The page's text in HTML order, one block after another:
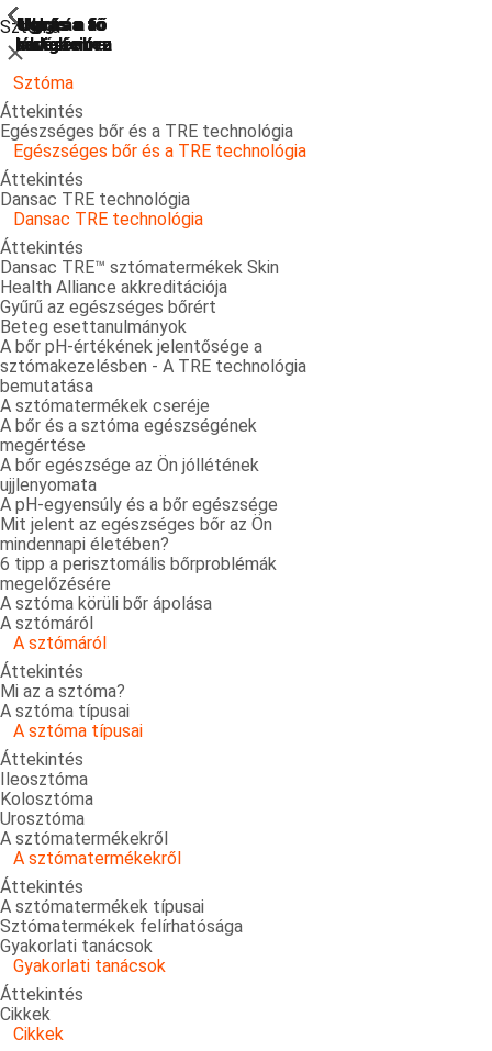
Ugrás a
kereséshez
Ugrás a fő
navigációra
Ugrás a fő
navigációra
Ugrás a fő
tartalomra
Ugrás a
láblécre
Sztóma
ShowPrevious
Bezárás
Sztóma
Áttekintés
Egészséges bőr és a TRE technológia
ShowPrevious
Egészséges bőr és a TRE technológia
Áttekintés
Dansac TRE technológia
ShowPrevious
Dansac TRE technológia
Áttekintés
Dansac TRE™ sztómatermékek Skin
Health Alliance akkreditációja
Gyűrű az egészséges bőrért
Beteg esettanulmányok
A bőr pH-értékének jelentősége a
sztómakezelésben - A TRE technológia
bemutatása
A sztómatermékek cseréje
A bőr és a sztóma egészségének
megértése
A bőr egészsége az Ön jóllétének
ujjlenyomata
A pH-egyensúly és a bőr egészsége
Mit jelent az egészséges bőr az Ön
mindennapi életében?
6 tipp a perisztomális bőrproblémák
megelőzésére
A sztóma körüli bőr ápolása
A sztómáról
ShowPrevious
A sztómáról
Áttekintés
Mi az a sztóma?
A sztóma típusai
ShowPrevious
A sztóma típusai
Áttekintés
Ileosztóma
Kolosztóma
Urosztóma
A sztómatermékekről
ShowPrevious
A sztómatermékekről
Áttekintés
A sztómatermékek típusai
Sztómatermékek felírhatósága
Gyakorlati tanácsok
ShowPrevious
Gyakorlati tanácsok
Áttekintés
Cikkek
ShowPrevious
Cikkek
ShowPrevious
ShowPrevious
ShowPrevious
ShowPrevious
ShowPrevious
ShowPrevious
ShowPrevious
ShowPrevious
ShowPrevious
ShowPrevious
ShowPrevious
ShowPrevious
ShowPrevious